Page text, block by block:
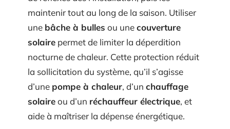
maintenir tout au long de la saison. Utiliser
une bâche à bulles ou unecouverture
solaire permet de limiter la déperdition
nocturne de chaleur. Cette protection réduit
la sollicitation du système, qu’il s’agisse
d’une pompe à chaleur, d’un chauffage
solaireou d’un réchauffeur électrique, et
aide à maîtriser la dépense énergétique.